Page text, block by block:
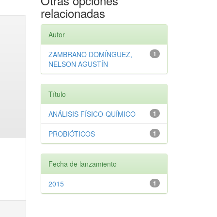
relacionadas
Autor
1
ZAMBRANO DOMÍNGUEZ,
NELSON AGUSTÍN
Título
1
ANÁLISIS FÍSICO-QUÍMICO
1
PROBIÓTICOS
Fecha de lanzamiento
1
2015